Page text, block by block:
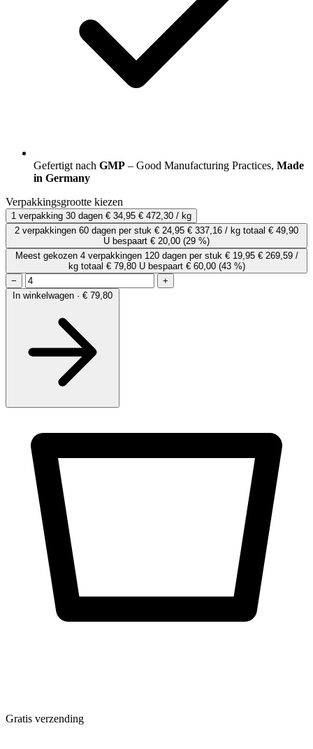
Gefertigt nach GMP – Good Manufacturing Practices, Made
in Germany
Verpakkingsgrootte kiezen
1 verpakking 30 dagen € 34,95 € 472,30 / kg
2 verpakkingen 60 dagen per stuk € 24,95 € 337,16 / kg totaal € 49,90
U bespaart € 20,00 (29 %)
Meest gekozen 4 verpakkingen 120 dagen per stuk € 19,95 € 269,59 /
kg totaal € 79,80 U bespaart € 60,00 (43 %)
−
+
In winkelwagen · € 79,80
Gratis verzending